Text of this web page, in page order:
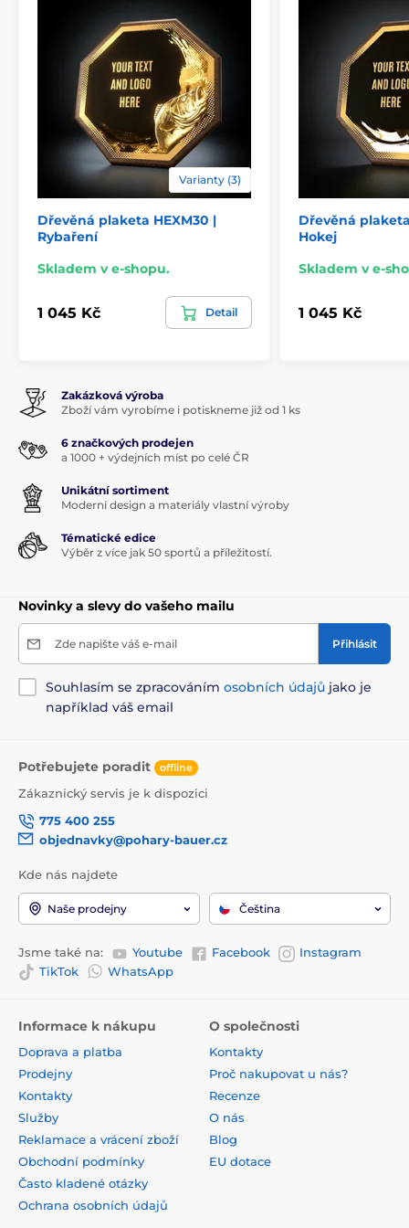
Varianty (3)
Dřevěná plaketa HEXM30 |
Rybaření
Skladem v e-shopu.
1 045 Kč Detail
Dřevěná
Hokej
Skladem v e-
1 045 Kč
Zakázková výroba
Zboží vám vyrobíme i potiskneme již od 1 ks
6 značkových prodejen
a 1000 + výdejních míst po celé ČR
Unikátní sortiment
Moderní design a materiály vlastní výroby
Tématické edice
Výběr z více jak 50 sportů a příležitostí.
Novinky a slevy do vašeho mailu
Zde napište váš e-mail Přihlásit
Souhlasím se zpracováním osobních údajů jako je
například váš email
Potřebujete poradit offline
Zákaznický servis je k dispozici
775 400 255
objednavky@pohary-bauer.cz
Kde nás najdete
Naše prodejny Čeština
Jsme také na: Youtube Facebook
Instagram
TikTok
WhatsApp
Informace k nákupu
Doprava a platba
Prodejny
Kontakty
Služby
Reklamace a vrácení zboží
Obchodní podmínky
Často kladené otázky
Ochrana osobních údajů
O společnosti
Kontakty
Proč nakupovat u nás?
Recenze
O nás
Blog
EU dotace